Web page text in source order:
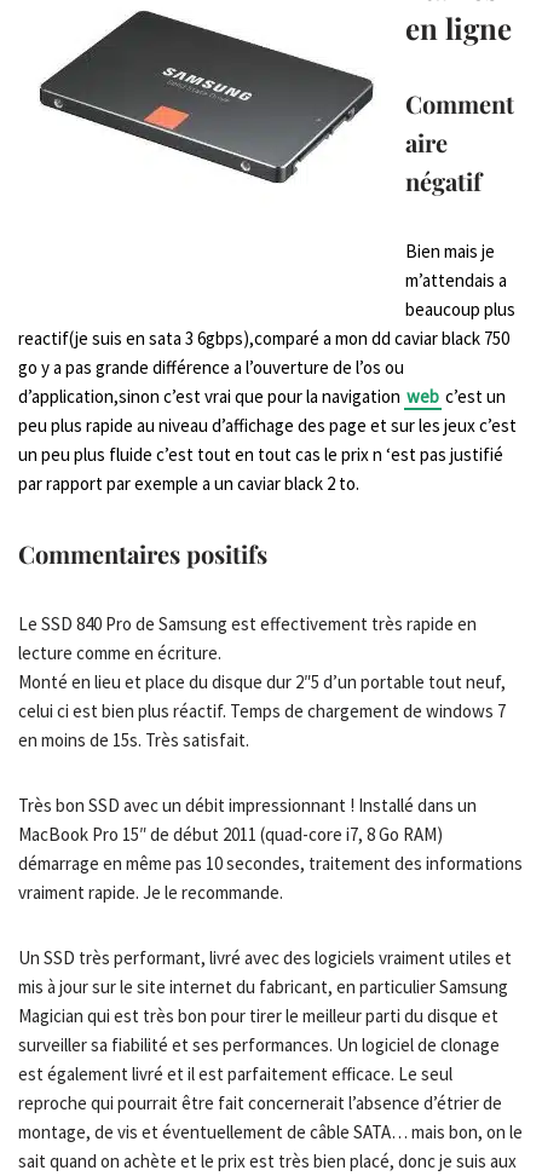
en ligne
Comment
aire
négatif
Bien mais je
m’attendais a
beaucoup plus
reactif(je suis en sata 3 6gbps),comparé a mon dd caviar black 750
go y a pas grande différence a l’ouverture de l’os ou
d’application,sinon c’est vrai que pour la navigation web c’est un
peu plus rapide au niveau d’affichage des page et sur les jeux c’est
un peu plus fluide c’est tout en tout cas le prix n ‘est pas justifié
par rapport par exemple a un caviar black 2 to.
Commentaires positifs
Le SSD 840 Pro de Samsung est effectivement très rapide en
lecture comme en écriture.
Monté en lieu et place du disque dur 2″5 d’un portable tout neuf,
celui ci est bien plus réactif. Temps de chargement de windows 7
en moins de 15s. Très satisfait.
Très bon SSD avec un débit impressionnant ! Installé dans un
MacBook Pro 15″ de début 2011 (quad-core i7, 8 Go RAM)
démarrage en même pas 10 secondes, traitement des informations
vraiment rapide. Je le recommande.
Un SSD très performant, livré avec des logiciels vraiment utiles et
mis à jour sur le site internet du fabricant, en particulier Samsung
Magician qui est très bon pour tirer le meilleur parti du disque et
surveiller sa fiabilité et ses performances. Un logiciel de clonage
est également livré et il est parfaitement efficace. Le seul
reproche qui pourrait être fait concernerait l’absence d’étrier de
montage, de vis et éventuellement de câble SATA… mais bon, on le
sait quand on achète et le prix est très bien placé, donc je suis aux